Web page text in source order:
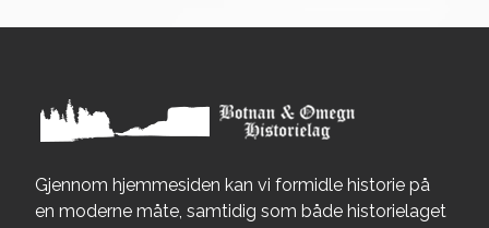
Gjennom hjemmesiden kan vi formidle historie på
en moderne måte, samtidig som både historielaget